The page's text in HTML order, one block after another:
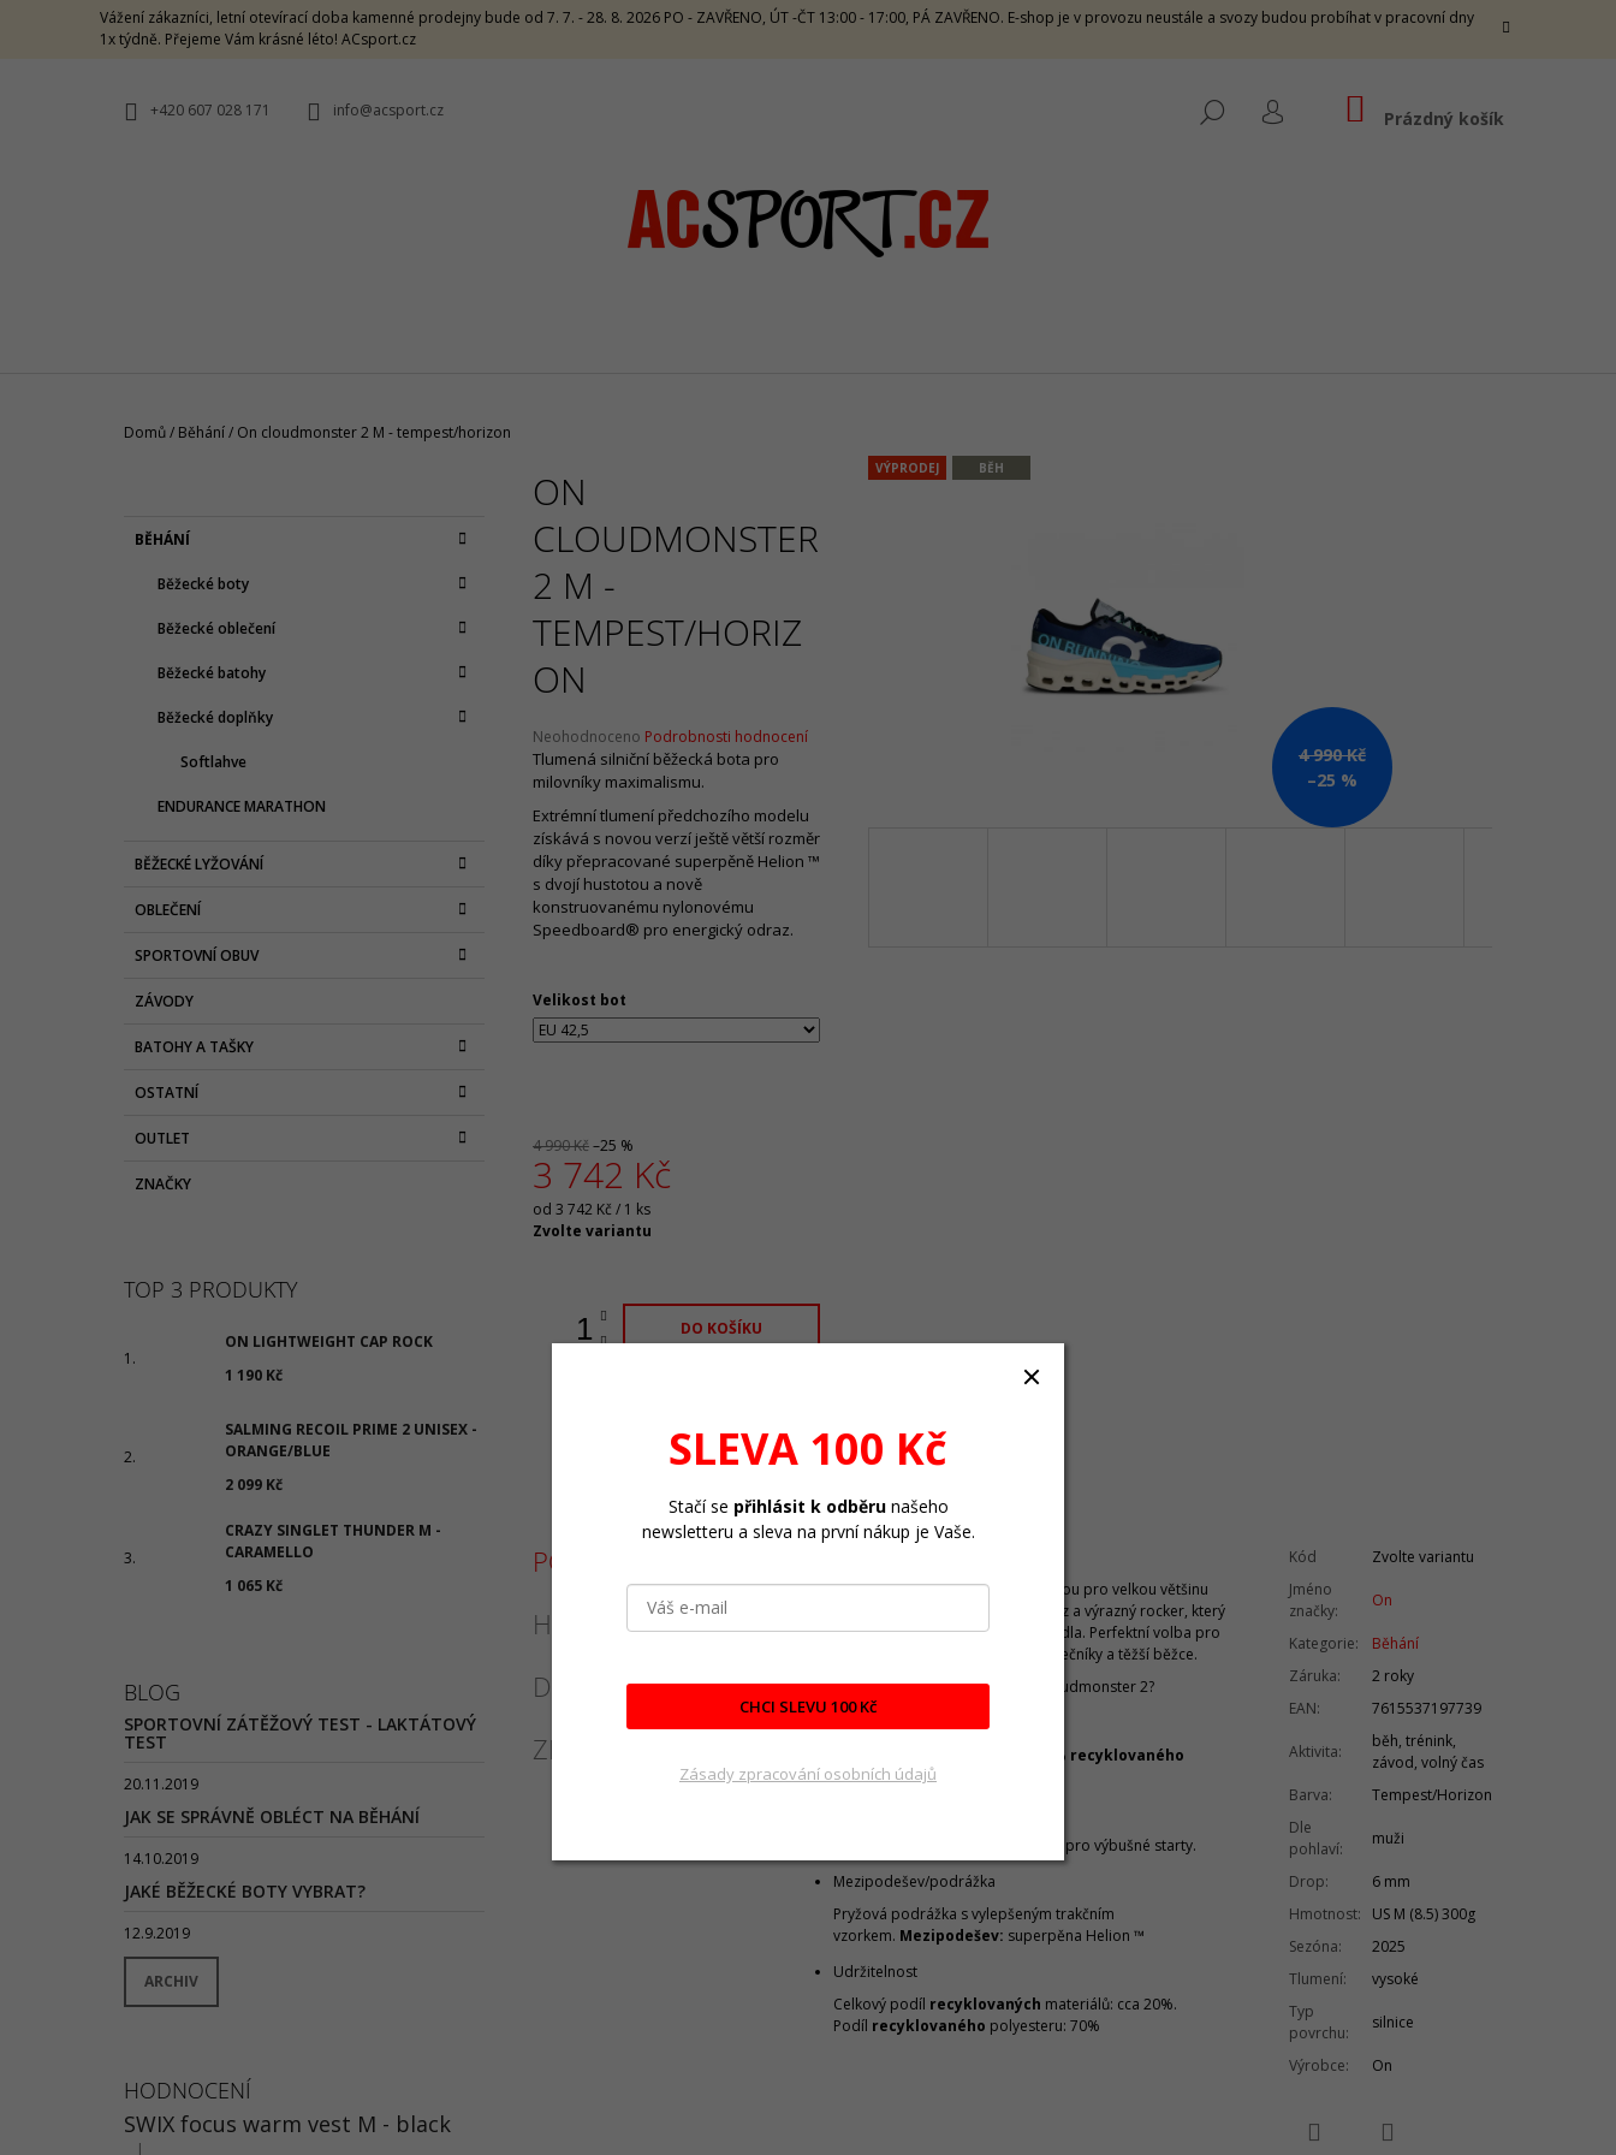
Vážení zákazníci, letní otevírací doba kamenné prodejny bude od 7. 7. - 28. 8. 2026 PO - ZAVŘENO, ÚT -ČT 13:00 - 17:00, PÁ ZAVŘENO. E-shop je v provozu neustále a svozy budou probíhat v pracovní dny
1x týdně. Přejeme Vám krásné léto! ACsport.cz
+420 607 028 171 info@acsport.cz HLEDAT
PŘIHLÁŠENÍ
NÁKUPNÍ
KOŠÍK
Prázdný košík
Domů/ Běhání/ On cloudmonster 2 M - tempest/horizon
kategorie
BĚHÁNÍ
Běžecké boty
Běžecké oblečení
Běžecké batohy
Běžecké doplňky
Softlahve
ENDURANCE MARATHON
BĚŽECKÉ LYŽOVÁNÍ
OBLEČENÍ
SPORTOVNÍ OBUV
ZÁVODY
BATOHY A TAŠKY
OSTATNÍ
OUTLET
ZNAČKY
TOP 3 PRODUKTY
ON LIGHTWEIGHT CAP ROCK
1 190 Kč
SALMING RECOIL PRIME 2 UNISEX -
ORANGE/BLUE
2 099 Kč
CRAZY SINGLET THUNDER M -
CARAMELLO
1 065 Kč
BLOG
SPORTOVNÍ ZÁTĚŽOVÝ TEST - LAKTÁTOVÝ
TEST
20.11.2019
JAK SE SPRÁVNĚ OBLÉCT NA BĚHÁNÍ
14.10.2019
JAKÉ BĚŽECKÉ BOTY VYBRAT?
12.9.2019
ARCHIV
HODNOCENÍ
SWIX focus warm vest M - black
|
ON
CLOUDMONSTER
2 M -
TEMPEST/HORIZ
ON
Průměrné
hodnocení
produktu
0,0
z
5
hvězdiček.
Neohodnoceno Podrobnosti hodnocení
VÝPRODEJ BĚH
4 990 Kč
–25 %
Tlumená silniční běžecká bota pro
milovníky maximalismu.
Extrémní tlumení předchozího modelu
získává s novou verzí ještě větší rozměr
díky přepracované superpěně Helion ™
s dvojí hustotou a nově
konstruovanému nylonovému
Speedboard® pro energický odraz.
Velikost bot
4 990 Kč–25 %
3 742 Kč
Měrná
cena:
od 3 742 Kč / 1 ks
Zvolte variantu
DO KOŠÍKU
POPIS
HODNOCENÍ
DISKUZE
ZNAČKA
Tato kombinace se tak stává ideální volbou pro velkou většinu
běžců, kteří ocení pohodlí, výbušný odraz a výrazný rocker, který
podporuje přirozený valivý pohyb chodidla. Perfektní volba pro
dlouhé tréninky, regenerační běhy, začátečníky a těžší běžce.
Proč zvolit Dámské běžecké boty On Cloudmonster 2?
100% recyklovaného
polyesteru.
Nylonový Speedboard® stvořený pro výbušné starty.
Mezipodešev/podrážka
Pryžová podrážka s vylepšeným trakčním
vzorkem. Mezipodešev: superpěna Helion ™
Udržitelnost
Celkový podíl recyklovaných materiálů: cca 20%.
Podíl recyklovaného polyesteru: 70%
Kód
Zvolte variantu
Jméno
značky:
On
Kategorie:
Běhání
Záruka:
2 roky
EAN: 7615537197739
Aktivita:
běh, trénink,
závod, volný čas
Barva:
Tempest/Horizon
Dle
pohlaví:
muži
Drop:
6 mm
Hmotnost:
US M (8.5) 300g
Sezóna:
2025
Tlumení:
vysoké
Typ
povrchu:
silnice
Výrobce: On
ZPĚT
ZPĚT
HLEDAT
1 190 Kč
SALMING RECOIL PRIME 2 UNISEX -
2 099 Kč
Původně:
SLEVA 100 Kč
Stačí se přihlásit k odběrunašeho
newsletteru a sleva na první nákup je Vaše.
CHCI SLEVU 100 Kč
Zásady zpracování osobních údajů